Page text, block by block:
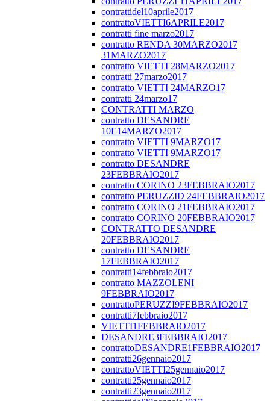
contrattidel10aprile2017
contrattoVIETTI6APRILE2017
contratti fine marzo2017
contratto RENDA 30MARZO2017
31MARZO2017
contratto VIETTI 28MARZO2017
contratti 27marzo2017
contratto VIETTI 24MARZO17
contratti 24marzo17
CONTRATTI MARZO
contratto DESANDRE
10E14MARZO2017
contratto VIETTI 9MARZO17
contratto VIETTI 9MARZO17
contratto DESANDRE
23FEBBRAIO2017
contratto CORINO 23FEBBRAIO2017
contratto PERUZZID 24FEBBRAIO2017
contratto CORINO 21FEBBRAIO2017
contratto CORINO 20FEBBRAIO2017
CONTRATTO DESANDRE
20FEBBRAIO2017
contratto DESANDRE
17FEBBRAIO2017
contratti14febbraio2017
contratto MAZZOLENI
9FEBBRAIO2017
contrattoPERUZZI9FEBBRAIO2017
contratti7febbraio2017
VIETTI1FEBBRAIO2017
DESANDRE3FEBBRAIO2017
contrattoDESANDRE1FEBBRAIO2017
contratti26gennaio2017
contrattoVIETTI25gennaio2017
contratti25gennaio2017
contratti23gennaio2017